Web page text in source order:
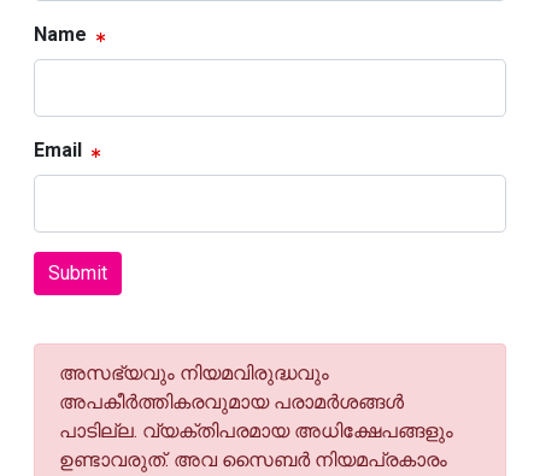
Name
Email
Submit
അസഭ്യവും നിയമവിരുദ്ധവും
അപകീര്‍ത്തികരവുമായ പരാമര്‍ശങ്ങള്‍
പാടില്ല. വ്യക്തിപരമായ അധിക്ഷേപങ്ങളും
ഉണ്ടാവരുത്. അവ സൈബര്‍ നിയമപ്രകാരം